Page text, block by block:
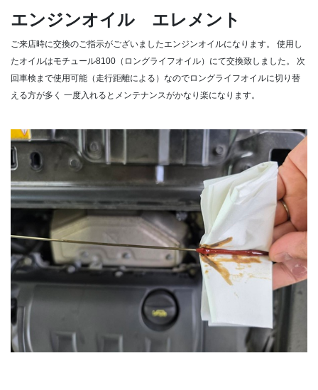
エンジンオイル エレメント
ご来店時に交換のご指示がございましたエンジンオイルになります。
使用し
たオイルはモチュール8100（ロングライフオイル）にて交換致しました。
次
回車検まで使用可能（走行距離による）なのでロングライフオイルに切り替
える方が多く 一度入れるとメンテナンスがかなり楽になります。